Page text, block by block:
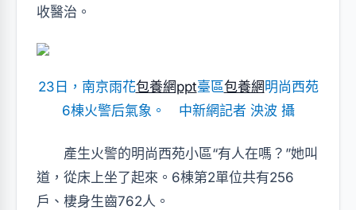
收醫治。
23日，南京雨花包養網ppt臺區包養網明尚西苑
6棟火警后氣象。 中新網記者 泱波 攝
產生火警的明尚西苑小區“有人在嗎？”她叫
道，從床上坐了起來。6棟第2單位共有256
戶、棲身生齒762人。